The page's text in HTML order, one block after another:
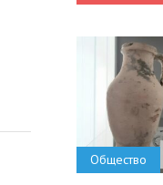
Общество